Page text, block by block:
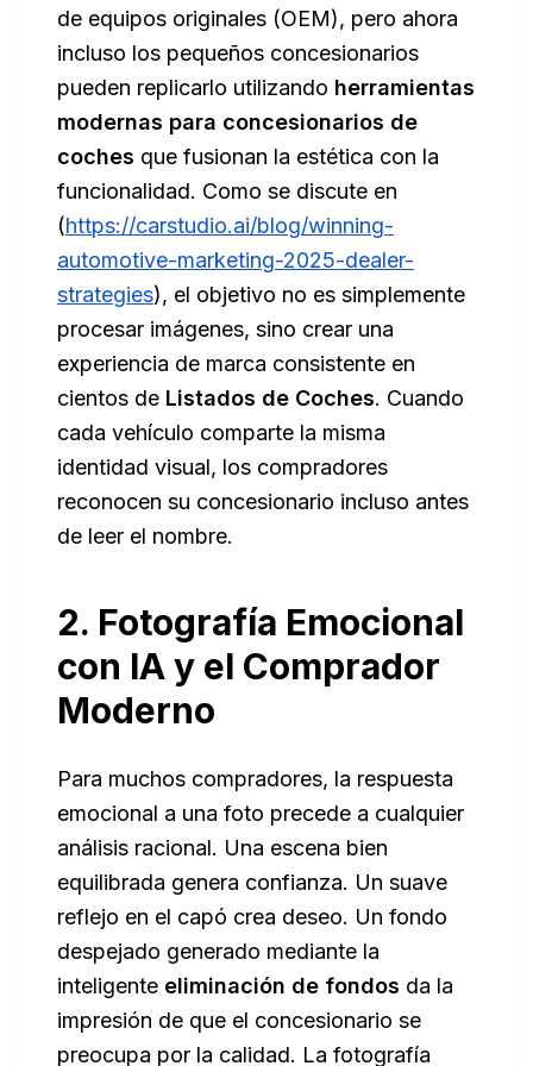
de equipos originales (OEM), pero ahora
incluso los pequeños concesionarios
pueden replicarlo utilizando herramientas
modernas para concesionarios de
coches que fusionan la estética con la
funcionalidad. Como se discute en
(https://carstudio.ai/blog/winning-
automotive-marketing-2025-dealer-
strategies), el objetivo no es simplemente
procesar imágenes, sino crear una
experiencia de marca consistente en
cientos de Listados de Coches. Cuando
cada vehículo comparte la misma
identidad visual, los compradores
reconocen su concesionario incluso antes
de leer el nombre.
2. Fotografía Emocional
con IA y el Comprador
Moderno
Para muchos compradores, la respuesta
emocional a una foto precede a cualquier
análisis racional. Una escena bien
equilibrada genera confianza. Un suave
reflejo en el capó crea deseo. Un fondo
despejado generado mediante la
inteligente eliminación de fondos da la
impresión de que el concesionario se
preocupa por la calidad. La fotografía